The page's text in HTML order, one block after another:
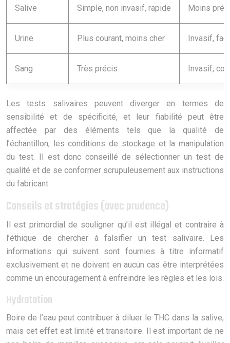
Salive Simple, non invasif, rapide Moins
Urine Plus courant, moins cher Invasif,
Sang Très précis Invasif,
Les tests salivaires peuvent diverger en termes de
sensibilité et de spécificité, et leur fiabilité peut être
affectée par des éléments tels que la qualité de
l’échantillon, les conditions de stockage et la manipulation
du test. Il est donc conseillé de sélectionner un test de
qualité et de se conformer scrupuleusement aux instructions
du fabricant.
Conseils et stratégies (avec prudence)
Il est primordial de souligner qu’il est illégal et contraire à
l’éthique de chercher à falsifier un test salivaire. Les
informations qui suivent sont fournies à titre informatif
exclusivement et ne doivent en aucun cas être interprétées
comme un encouragement à enfreindre les règles et les lois.
Hydratation
Boire de l’eau peut contribuer à diluer le THC dans la salive,
mais cet effet est limité et transitoire. Il est important de ne